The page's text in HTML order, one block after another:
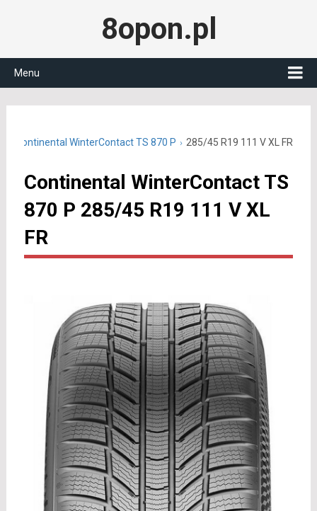
8opon.pl
Menu
Continental WinterContact TS 870 P 285/45 R19 111 V XL FR
Continental WinterContact TS
870 P 285/45 R19 111 V XL
FR